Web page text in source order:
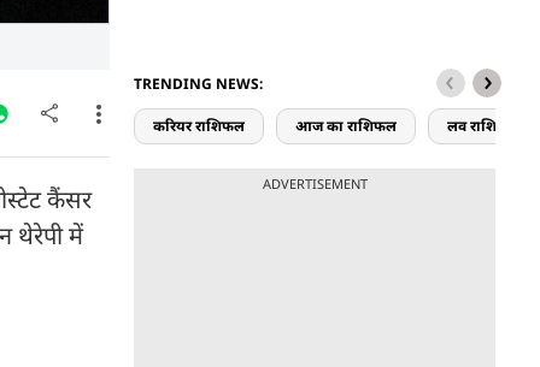
कैंसर
थेरेपी में
TRENDING NEWS:
करियर राशिफल आज का राशिफल लव राशिफल
ADVERTISEMENT